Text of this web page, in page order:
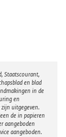
Staatscourant,
en blad
in de
en
uitgegeven.
de in papieren
aangeboden
aangeboden.